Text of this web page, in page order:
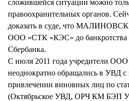
сложившейся ситуации можно
правоохранительных органов.
доказать в суде, что
ООО «СТК «КЭС» до банкротства
Сбербанка.
С июля 2011 года учредители
неоднократно обращались в УВД с
привлечении виновных лиц по
(Октябрьское УВД, ОРЧ КМ БЭП